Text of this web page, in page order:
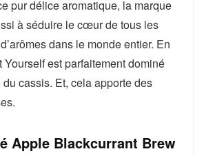
pur délice aromatique, la marque
à séduire le cœur de tous les
dans le monde entier. En
Yourself est parfaitement dominé
cassis. Et, cela apporte des
Apple Blackcurrant Brew